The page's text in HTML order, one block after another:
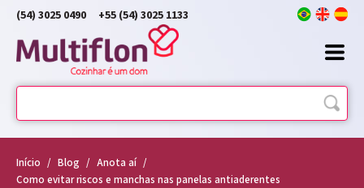
(54) 3025 0490 +55 (54) 3025 1133
Início / Blog / Anota aí /
Como evitar riscos e manchas nas panelas antiaderentes